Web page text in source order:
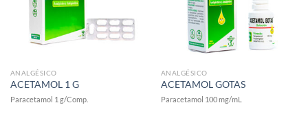
ANALGÉSICO
ACETAMOL 1 G
Paracetamol 1 g/Comp.
ANALGÉSICO
ACETAMOL GOTAS
Paracetamol 100 mg/mL